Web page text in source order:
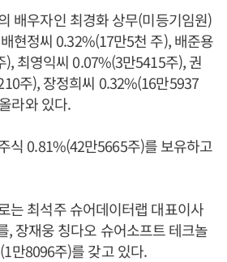
배우자인 최경화 상무(미등기임원)
현정씨 0.32%(17만5천 주), 배준용
최영익씨 0.07%(3만5415주), 권
주), 장정희씨 0.32%(16만5937
라와 있다.
식 0.81%(42만5665주)를 보유하고
는 최석주 슈어데이터랩 대표이사
, 장재웅 칭다오 슈어소프트 테크놀
만8096주)를 갖고 있다.